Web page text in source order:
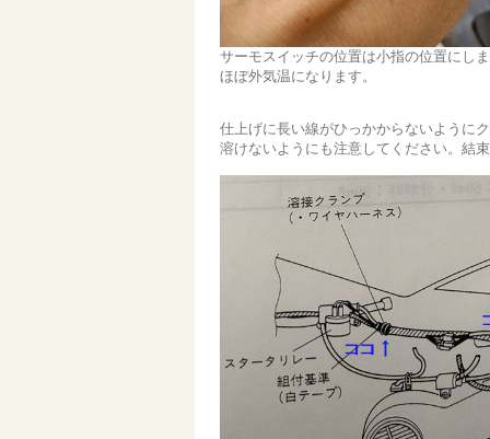
サーモスイッチの位置は小指の位置にし
ほぼ外気温になります。
仕上げに長い線がひっかからないように
溶けないようにも注意してください。結